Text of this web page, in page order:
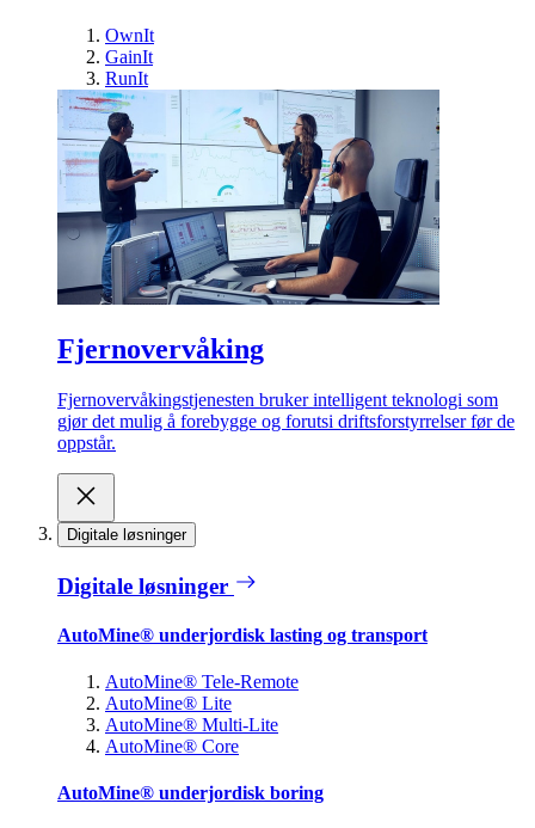
OwnIt
GainIt
RunIt
Fjernovervåking
Fjernovervåkingstjenesten bruker intelligent teknologi som
gjør det mulig å forebygge og forutsi driftsforstyrrelser før de
oppstår.
Digitale løsninger
Digitale løsninger
AutoMine® underjordisk lasting og transport
AutoMine® Tele-Remote
AutoMine® Lite
AutoMine® Multi-Lite
AutoMine® Core
AutoMine® underjordisk boring